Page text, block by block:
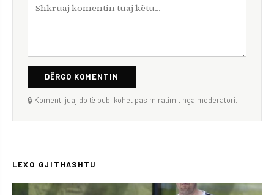
DËRGO KOMENTIN
🔒 Komenti juaj do të publikohet pas miratimit nga moderatori.
LEXO GJITHASHTU